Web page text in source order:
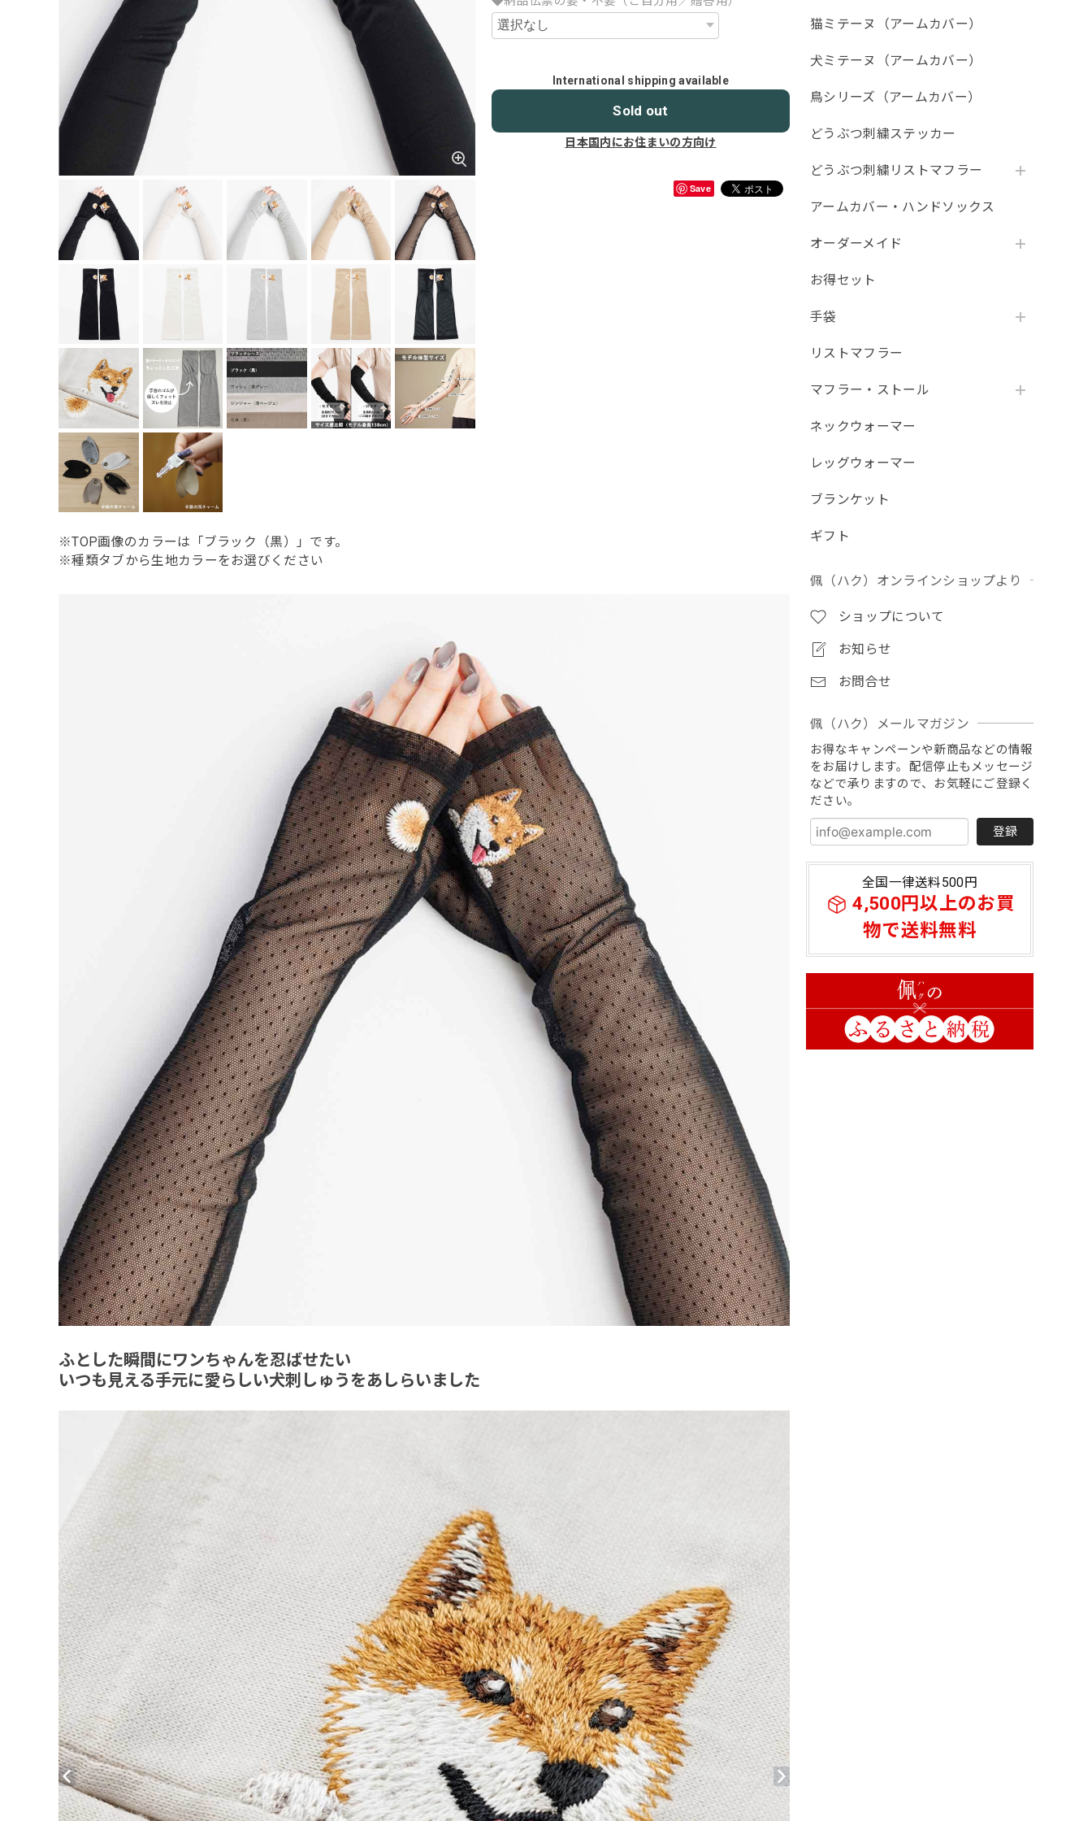
猫ミテーヌ（アームカバー）
犬ミテーヌ（アームカバー）
鳥シリーズ（アームカバー）
どうぶつ刺繍ステッカー
どうぶつ刺繍リストマフラー
アームカバー・ハンドソックス
オーダーメイド
お得セット
手袋
リストマフラー
マフラー・ストール
ネックウォーマー
レッグウォーマー
ブランケット
ギフト
佩（ハク）オンラインショップより
ショップについて
お知らせ
お問合せ
佩（ハク）メールマガジン
お得なキャンペーンや新商品などの情報
をお届けします。配信停止もメッセージ
などで承りますので、お気軽にご登録く
ださい。
登録
全国一律送料500円
4,500円以上のお買
物で送料無料
International shipping available
Sold out
日本国内にお住まいの方向け
Save
※TOP画像のカラーは「ブラック（黒）」です。
※種類タブから生地カラーをお選びください
ふとした瞬間にワンちゃんを忍ばせたい
いつも見える手元に愛らしい犬刺しゅうをあしらいました